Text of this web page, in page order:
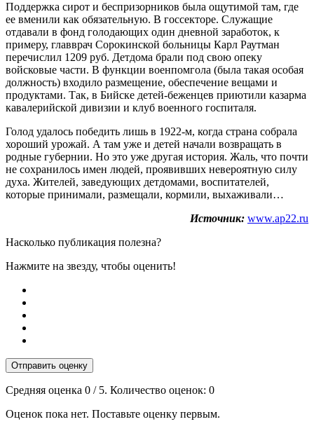
Поддержка сирот и беспризорников была ощутимой там, где
ее вменили как обязательную. В госсекторе. Служащие
отдавали в фонд голодающих один дневной заработок, к
примеру, главврач Сорокинской больницы Карл Раутман
перечислил 1209 руб. Детдома брали под свою опеку
войсковые части. В функции военпомгола (была такая особая
должность) входило размещение, обеспечение вещами и
продуктами. Так, в Бийске детей-беженцев приютили казарма
кавалерийской дивизии и клуб военного госпиталя.
Голод удалось победить лишь в 1922-м, когда страна собрала
хороший урожай. А там уже и детей начали возвращать в
родные губернии. Но это уже другая история. Жаль, что почти
не сохранилось имен людей, проявивших невероятную силу
духа. Жителей, заведующих детдомами, воспитателей,
которые принимали, размещали, кормили, выхаживали…
Источник: www.ap22.ru
Насколько публикация полезна?
Нажмите на звезду, чтобы оценить!
Отправить оценку
Средняя оценка 0 / 5. Количество оценок: 0
Оценок пока нет. Поставьте оценку первым.